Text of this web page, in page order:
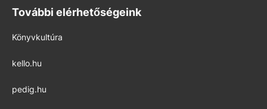
További elérhetőségeink
Könyvkultúra
kello.hu
pedig.hu